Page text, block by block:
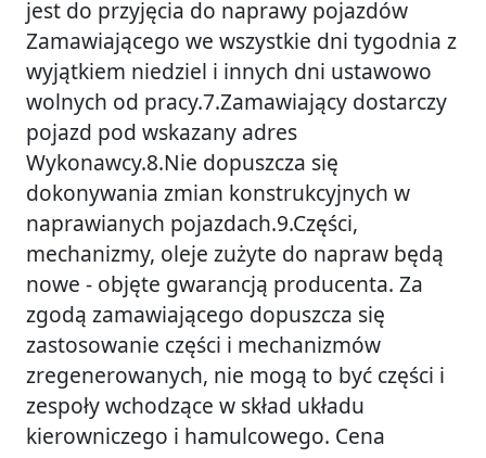
jest do przyjęcia do naprawy pojazdów
Zamawiającego we wszystkie dni tygodnia z
wyjątkiem niedziel i innych dni ustawowo
wolnych od pracy.7.Zamawiający dostarczy
pojazd pod wskazany adres
Wykonawcy.8.Nie dopuszcza się
dokonywania zmian konstrukcyjnych w
naprawianych pojazdach.9.Części,
mechanizmy, oleje zużyte do napraw będą
nowe - objęte gwarancją producenta. Za
zgodą zamawiającego dopuszcza się
zastosowanie części i mechanizmów
zregenerowanych, nie mogą to być części i
zespoły wchodzące w skład układu
kierowniczego i hamulcowego. Cena